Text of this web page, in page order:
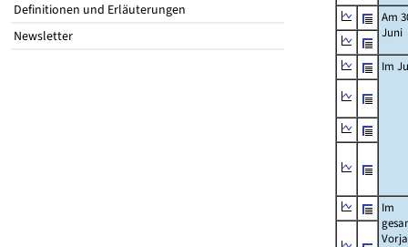
Definitionen und Erläuterungen
Newsletter
Am
Juni
Im
Im